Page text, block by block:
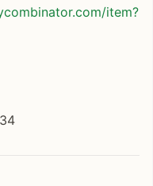
item?